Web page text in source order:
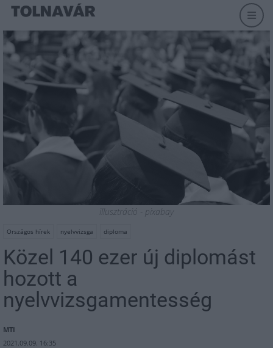
illusztráció - pixabay
Országos hírek nyelvvizsga diploma
Közel 140 ezer új diplomást
hozott a
nyelvvizsgamentesség
MTI
2021.09.09. 16:35